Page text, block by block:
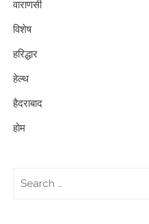
वाराणसी
विशेष
हरिद्धार
हेल्थ
हैदराबाद
होम